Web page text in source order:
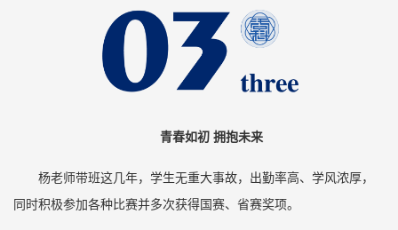
青春如初 拥抱未来
杨老师带班这几年，学生无重大事故，出勤率高、学风浓厚，
同时积极参加各种比赛并多次获得国赛、省赛奖项。